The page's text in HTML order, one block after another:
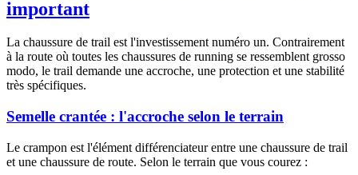
important
La chaussure de trail est l'investissement numéro un. Contrairement
à la route où toutes les chaussures de running se ressemblent grosso
modo, le trail demande une accroche, une protection et une stabilité
très spécifiques.
Semelle crantée : l'accroche selon le terrain
Le crampon est l'élément différenciateur entre une chaussure de trail
et une chaussure de route. Selon le terrain que vous courez :